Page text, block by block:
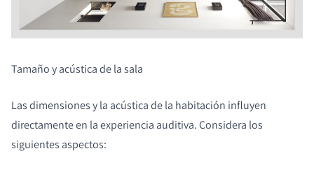
Tamaño y acústica de la sala
Las dimensiones y la acústica de la habitación influyen
directamente en la experiencia auditiva. Considera los
siguientes aspectos: